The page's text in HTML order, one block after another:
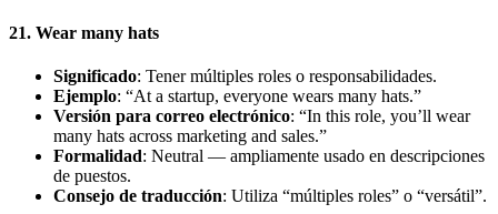
21. Wear many hats
Significado: Tener múltiples roles o responsabilidades.
Ejemplo: “At a startup, everyone wears many hats.”
Versión para correo electrónico: “In this role, you’ll wear
many hats across marketing and sales.”
Formalidad: Neutral — ampliamente usado en descripciones
de puestos.
Consejo de traducción: Utiliza “múltiples roles” o “versátil”.